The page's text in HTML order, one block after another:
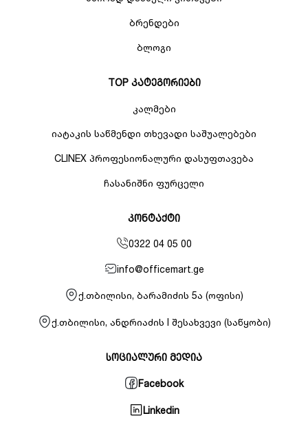
ბრენდები
ბლოგი
TOP კატეგორიები
კალმები
იატაკის საწმენდი თხევადი საშუალებები
CLINEX პროფესიონალური დასუფთავება
ჩასანიშნი ფურცელი
კონტაქტი
0322 04 05 00
info@officemart.ge
ქ.თბილისი, ბარამიძის 5ა (ოფისი)
ქ.თბილისი, ანდრიაძის I შესახვევი (საწყობი)
სოციალური მედია
Facebook
Linkedin